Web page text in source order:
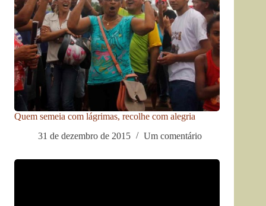
Quem semeia com lágrimas, recolhe com alegria
31 de dezembro de 2015
Um comentário